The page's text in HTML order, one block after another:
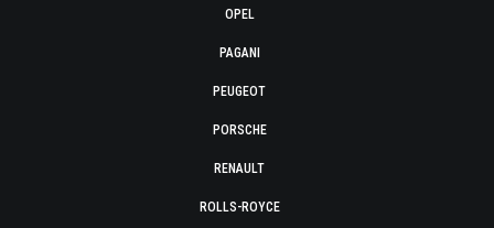
OPEL
PAGANI
PEUGEOT
PORSCHE
RENAULT
ROLLS-ROYCE